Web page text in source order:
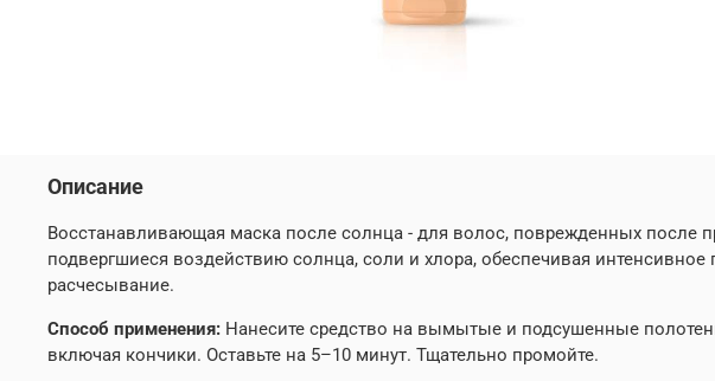
Описание
Восстанавливающая маска после солнца - для волос, поврежденных
подвергшиеся воздействию солнца, соли и хлора, обеспечивая
расчесывание.
Способ применения: Нанесите средство на вымытые и подсушенные
включая кончики. Оставьте на 5–10 минут. Тщательно промойте.